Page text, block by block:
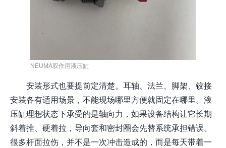
NEUMA双作用液压缸
安装形式也要提前定清楚。耳轴、法兰、脚架、铰接
安装各有适用场景，不能现场哪里方便就固定在哪里。液
压缸理想状态下承受的是轴向力，如果设备结构让它长期
斜着推、硬着拉，导向套和密封圈会先替系统承担错误。
很多杆面拉伤，并不是一次冲击造成的，而是每天带着一